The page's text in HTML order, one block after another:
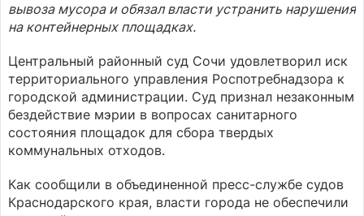
вывоза мусора и обязал власти устранить нарушения
на контейнерных площадках.
Центральный районный суд Сочи удовлетворил иск
территориального управления Роспотребнадзора к
городской администрации. Суд признал незаконным
бездействие мэрии в вопросах санитарного
состояния площадок для сбора твердых
коммунальных отходов.
Как сообщили в объединенной пресс-службе судов
Краснодарского края, власти города не обеспечили